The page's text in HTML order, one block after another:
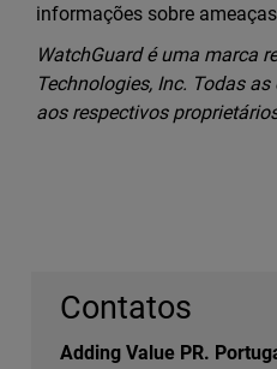
informações sobre
WatchGuard é uma marca
Technologies, Inc. Todas
aos respectivos
Contatos
Adding Value PR.